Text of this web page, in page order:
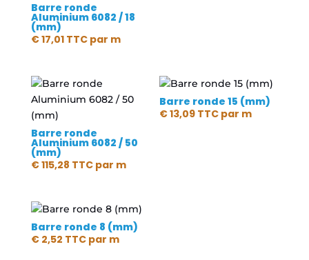
Barre ronde
Aluminium 6082 / 18
(mm)
€17,01 TTCpar m
Barre ronde
Aluminium 6082 / 50
(mm)
€115,28 TTCpar m
Barre ronde 15 (mm)
€13,09 TTC par m
Barre ronde 8 (mm)
€2,52 TTCpar m